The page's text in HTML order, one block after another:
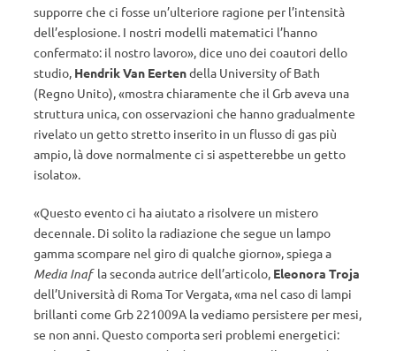
supporre che ci fosse un’ulteriore ragione per l’intensità
dell’esplosione. I nostri modelli matematici l’hanno
confermato: il nostro lavoro», dice uno dei coautori dello
studio, Hendrik Van Eertendella University of Bath
(Regno Unito), «mostra chiaramente che il Grb aveva una
struttura unica, con osservazioni che hanno gradualmente
rivelato un getto stretto inserito in un flusso di gas più
ampio, là dove normalmente ci si aspetterebbe un getto
isolato».
«Questo evento ci ha aiutato a risolvere un mistero
decennale. Di solito la radiazione che segue un lampo
gamma scompare nel giro di qualche giorno», spiega a
Media Inafla seconda autrice dell’articolo, Eleonora Troja
dell’Università di Roma Tor Vergata, «ma nel caso di lampi
brillanti come Grb 221009A la vediamo persistere per mesi,
se non anni. Questo comporta seri problemi energetici: